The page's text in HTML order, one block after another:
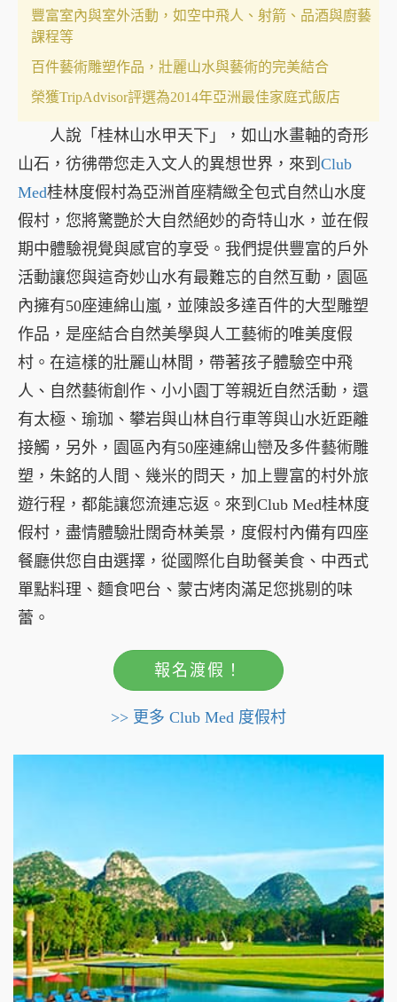
豐富室內與室外活動，如空中飛人、射箭、品酒與廚藝
課程等
百件藝術雕塑作品，壯麗山水與藝術的完美結合
榮獲TripAdvisor評選為2014年亞洲最佳家庭式飯店
人說「桂林山水甲天下」，如山水畫軸的奇形
山石，彷彿帶您走入文人的異想世界，來到 Club
Med桂林度假村為亞洲首座精緻全包式自然山水度
假村，您將驚艷於大自然絕妙的奇特山水，並在假
期中體驗視覺與感官的享受。我們提供豐富的戶外
活動讓您與這奇妙山水有最難忘的自然互動，園區
內擁有50座連綿山嵐，並陳設多達百件的大型雕塑
作品，是座結合自然美學與人工藝術的唯美度假
村。在這樣的壯麗山林間，帶著孩子體驗空中飛
人、自然藝術創作、小小園丁等親近自然活動，還
有太極、瑜珈、攀岩與山林自行車等與山水近距離
接觸，另外，園區內有50座連綿山巒及多件藝術雕
塑，朱銘的人間、幾米的問天，加上豐富的村外旅
遊行程，都能讓您流連忘返。來到Club Med桂林度
假村，盡情體驗壯闊奇林美景，度假村內備有四座
餐廳供您自由選擇，從國際化自助餐美食、中西式
單點料理、麵食吧台、蒙古烤肉滿足您挑剔的味
蕾。
報名渡假！
>> 更多 Club Med 度假村